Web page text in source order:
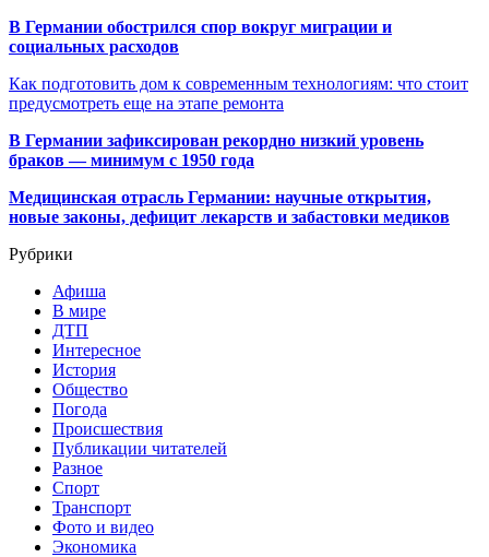
В Германии обострился спор вокруг миграции и
социальных расходов
Как подготовить дом к современным технологиям: что стоит
предусмотреть еще на этапе ремонта
В Германии зафиксирован рекордно низкий уровень
браков — минимум с 1950 года
Медицинская отрасль Германии: научные открытия,
новые законы, дефицит лекарств и забастовки медиков
Рубрики
Афиша
В мире
ДТП
Интересное
История
Общество
Погода
Происшествия
Публикации читателей
Разное
Спорт
Транспорт
Фото и видео
Экономика